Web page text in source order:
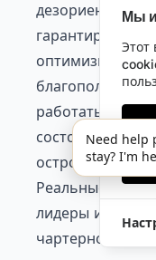
гарантирует,
оптимизирован
благополучия.
работать или
состоянии
острова.
Реальные
лидеры
чартерного
Мы
Этот
Need help
stay? I'm